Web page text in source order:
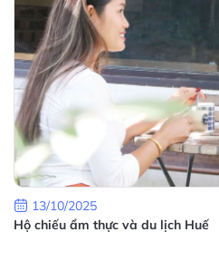
13/10/2025
Hộ chiếu ẩm thực và du lịch Huế